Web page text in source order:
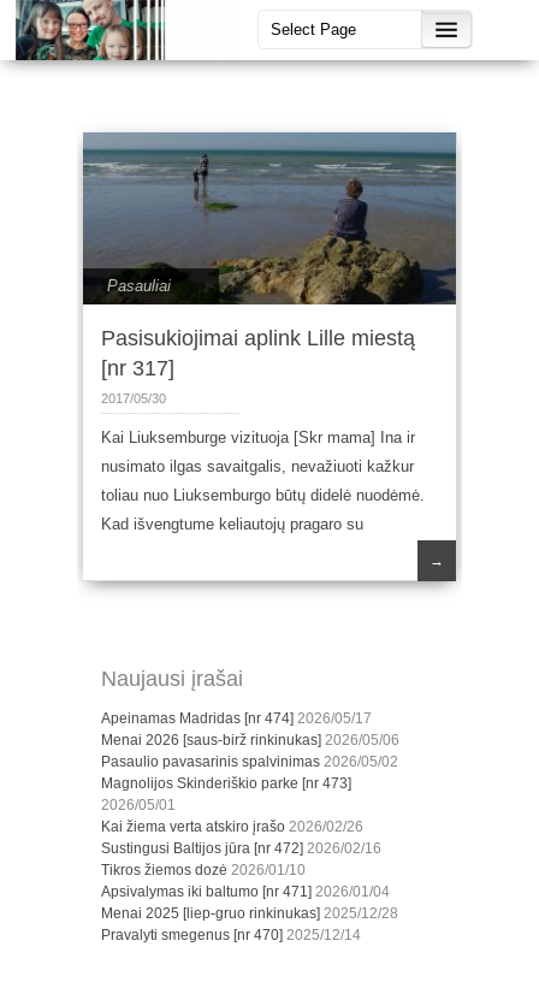
Pasauliai
Pasisukiojimai aplink Lille miestą
[nr 317]
2017/05/30
Κai Liuksemburge vizituoja [Skr mama] Ina ir
nusimato ilgas savaitgalis, nevažiuoti kažkur
toliau nuo Liuksemburgo būtų didelė nuodėmė.
Kad išvengtume keliautojų pragaro su
→
Naujausi įrašai
Apeinamas Madridas [nr 474] 2026/05/17
Menai 2026 [saus-birž rinkinukas] 2026/05/06
Pasaulio pavasarinis spalvinimas 2026/05/02
Magnolijos Skinderiškio parke [nr 473]
2026/05/01
Kai žiema verta atskiro įrašo 2026/02/26
Sustingusi Baltijos jūra [nr 472] 2026/02/16
Tikros žiemos dozė 2026/01/10
Apsivalymas iki baltumo [nr 471] 2026/01/04
Menai 2025 [liep-gruo rinkinukas] 2025/12/28
Pravalyti smegenus [nr 470] 2025/12/14